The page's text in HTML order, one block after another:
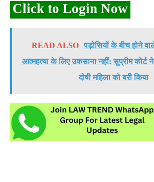
Click to Login Now
READ ALSO पड़ोसियों के बीच होने
आत्महत्या के लिए उकसाना नहीं: सुप्रीम कोर्ट
दोषी महिला को बरी किया